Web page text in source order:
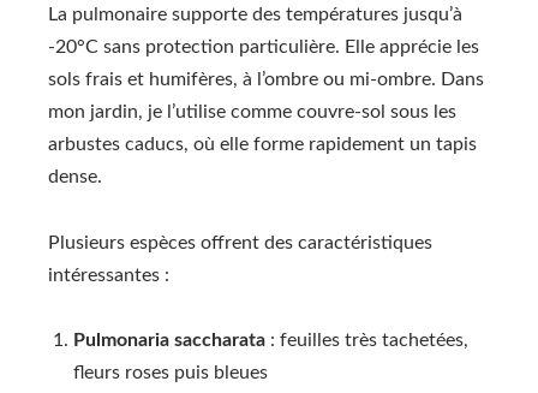
La pulmonaire supporte des températures jusqu’à
-20°C sans protection particulière. Elle apprécie les
sols frais et humifères, à l’ombre ou mi-ombre. Dans
mon jardin, je l’utilise comme couvre-sol sous les
arbustes caducs, où elle forme rapidement un tapis
dense.
Plusieurs espèces offrent des caractéristiques
intéressantes :
Pulmonaria saccharata : feuilles très tachetées,
fleurs roses puis bleues